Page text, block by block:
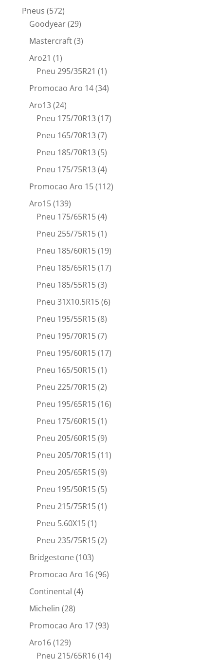
Pneus (572)
Goodyear(29)
Mastercraft(3)
Aro21 (1)
Pneu 295/35R21 (1)
Promocao Aro 14(34)
Aro13(24)
Pneu 175/70R13(17)
Pneu 165/70R13(7)
Pneu 185/70R13(5)
Pneu 175/75R13(4)
Promocao Aro 15(112)
Aro15(139)
Pneu 175/65R15(4)
Pneu 255/75R15(1)
Pneu 185/60R15(19)
Pneu 185/65R15(17)
Pneu 185/55R15(3)
Pneu 31X10.5R15(6)
Pneu 195/55R15(8)
Pneu 195/70R15(7)
Pneu 195/60R15(17)
Pneu 165/50R15(1)
Pneu 225/70R15(2)
Pneu 195/65R15(16)
Pneu 175/60R15(1)
Pneu 205/60R15(9)
Pneu 205/70R15(11)
Pneu 205/65R15(9)
Pneu 195/50R15(5)
Pneu 215/75R15(1)
Pneu 5.60X15(1)
Pneu 235/75R15(2)
Bridgestone(103)
Promocao Aro 16(96)
Continental (4)
Michelin (28)
Promocao Aro 17(93)
Aro16(129)
Pneu 215/65R16(14)